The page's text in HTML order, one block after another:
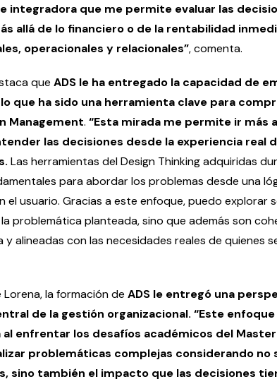
integradora que me permite evaluar las
allá de lo financiero o de la rentabilidad
operacionales y relacionales”, comenta.
que ADS le ha entregado la capacidad de
que ha sido una herramienta clave para
Management. “Esta mirada me permite ir más
las decisiones desde la experiencia real
Las herramientas del Design Thinking adquiridas
para abordar los problemas desde una
el usuario. Gracias a este enfoque, puedo explorar
problemática planteada, sino que además son
y alineadas con las necesidades reales de quienes
Lorena, la formación de ADS le entregó una
de la gestión organizacional. “Este
enfrentar los desafíos académicos del
problemáticas complejas considerando no
sino también el impacto que las decisiones